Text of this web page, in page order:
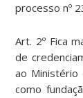
processo nº
Art. 2º Fica
de
ao Ministério
como